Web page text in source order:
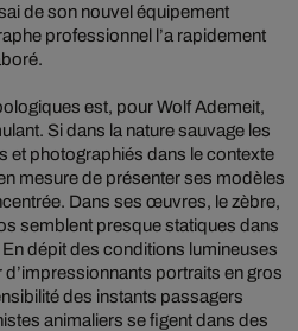
de son nouvel équipement
professionnel l’a rapidement
est, pour Wolf Ademeit,
Si dans la nature sauvage les
et photographiés dans le contexte
mesure de présenter ses modèles
Dans ses œuvres, le zèbre,
semblent presque statiques dans
dépit des conditions lumineuses
portraits en gros
des instants passagers
animaliers se figent dans des